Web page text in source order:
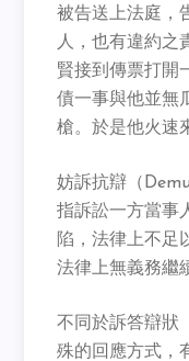
被告送上法庭，
人，也有違約之
賢接到傳票打開
債一事與他並無
槍。於是他火速
妨訴抗辯（
指訴訟一方當事
陷，法律上不足
法律上無義務繼
不同於訴答辯狀
殊的回應方式，